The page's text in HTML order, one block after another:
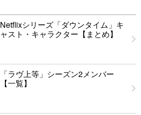
Netflixシリーズ「ダウンタイム」キ
ャスト・キャラクター【まとめ】
「ラヴ上等」シーズン2メンバー
【一覧】